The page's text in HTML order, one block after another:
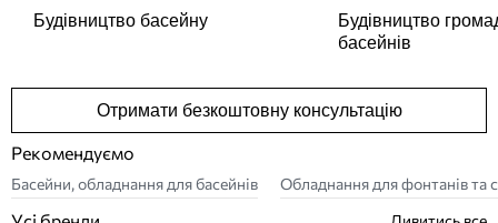
Будівництво басейну
Будівництво
басейнів
Отримати безкоштовну консультацію
Рекомендуємо
Басейни, обладнання для басейнів Обладнання для фонтанів та